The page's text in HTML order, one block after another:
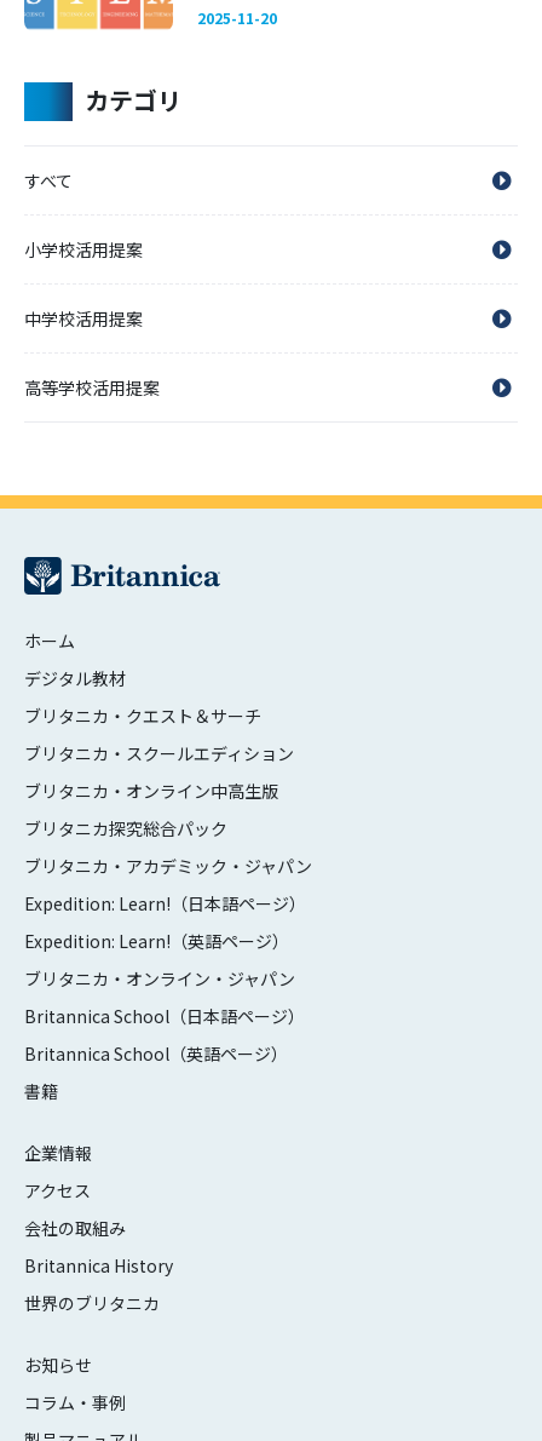
2025-11-20
カテゴリ
すべて
小学校活用提案
中学校活用提案
高等学校活用提案
ホーム
デジタル教材
ブリタニカ・クエスト＆サーチ
ブリタニカ・スクールエディション
ブリタニカ・オンライン中高生版
ブリタニカ探究総合パック
ブリタニカ・アカデミック・ジャパン
Expedition: Learn!（日本語ページ）
Expedition: Learn!（英語ページ）
ブリタニカ・オンライン・ジャパン
Britannica School（日本語ページ）
Britannica School（英語ページ）
書籍
企業情報
アクセス
会社の取組み
Britannica History
世界のブリタニカ
お知らせ
コラム・事例